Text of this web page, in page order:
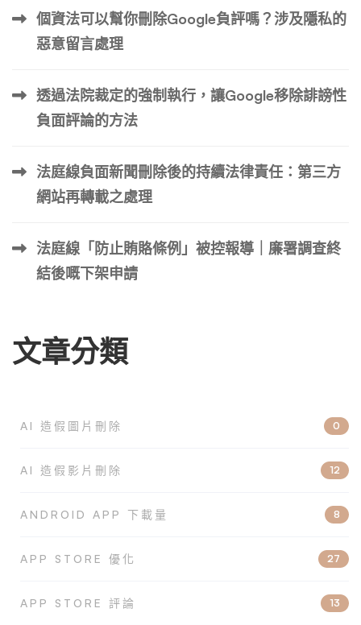
的有利訊息的品質和相關性。這可以包括改進正面文章、評
論和建議的搜尋引擎優化，使它們在搜尋引擎結果中顯著出
現，從而掩蓋負面內容。 關鍵字優化 關鍵字優化涉及研
站出現在相關查詢的搜尋引擎結果中，從而提高其可見度並
吸引合適的受眾。 連結建設 連結建立是從其他網站獲取到
擎表明您的內容有價值且值得信賴，這可以提高您網站在搜
尋結果中的排名。 更新現有內容 定期更新現有內容可確保
其準確、相關且對讀者有用。這可以透過向搜尋引擎表明您
個資法可以幫你刪除Google負評嗎？涉及隱私的
惡意留言處理
透過法院裁定的強制執行，讓Google移除誹謗性
負面評論的方法
法庭線負面新聞刪除後的持續法律責任：第三方
網站再轉載之處理
法庭線「防止賄賂條例」被控報導｜廉署調查終
結後嘅下架申請
文章分類
AI 造假圖片刪除 0
AI 造假影片刪除 12
ANDROID APP 下載量 8
APP STORE 優化 27
APP STORE 評論 13